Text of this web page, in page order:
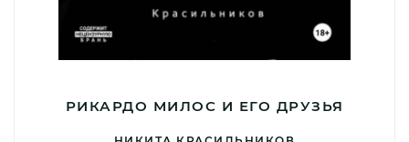
РИКАРДО МИЛОС И ЕГО ДРУЗЬЯ